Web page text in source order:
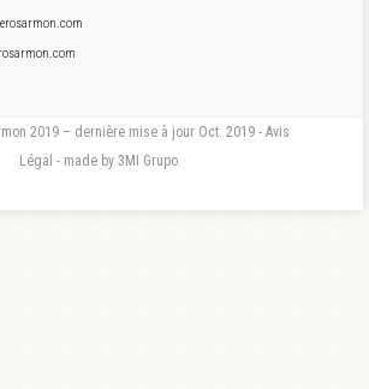
2019 – dernière mise à jour Oct. 2019 - Avis
Légal - made by 3MI Grupo.